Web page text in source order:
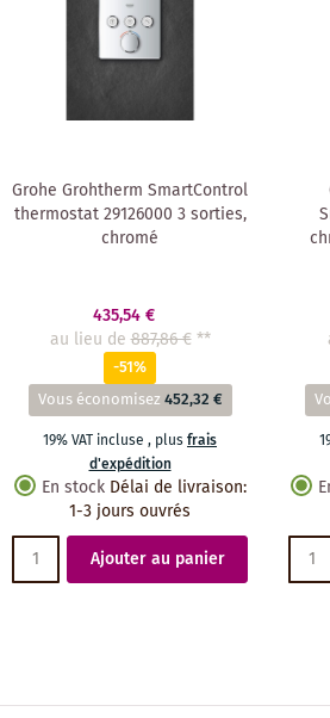
Grohe Grohtherm SmartControl
thermostat 29126000 3 sorties,
chromé
435,54 €
au lieu de 887,86 € **
-51%
Vous économisez452,32 €
19% VAT incluse , plusfrais
d'expédition
En stock Délai de livraison:
1-3 jours ouvrés
Ajouter au panier